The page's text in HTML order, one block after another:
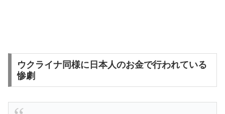
ウクライナ同様に日本人のお金で行われている
惨劇